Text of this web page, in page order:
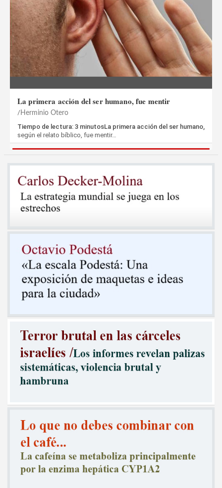
La primera acción del ser humano, fue mentir
Herminio Otero
Tiempo de lectura: 3 minutosLa primera acción del ser humano,
según el relato bíblico, fue mentir…